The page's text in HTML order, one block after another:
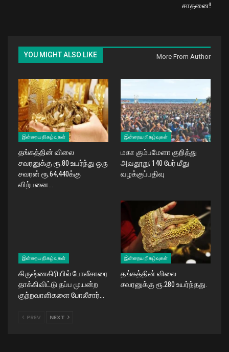
சாதனை!
YOU MIGHT ALSO LIKE More From Author
இன்றைய நிகழ்வுகள்
தங்கத்தின் விலை
சவரனுக்கு ரூ.80 உயர்ந்து ஒரு
சவரன் ரூ.64,440க்கு
விற்பனை…
இன்றைய நிகழ்வுகள்
மகா கும்பமேளா குறித்து
அவதூறு; 140 பேர் மீது
வழக்குப்பதிவு
இன்றைய நிகழ்வுகள்
கிருஷ்ணகிரியில் போலீசாரை
தாக்கிவிட்டு தப்ப முயன்ற
குற்றவாளிகளை போலீசார்…
இன்றைய நிகழ்வுகள்
தங்கத்தின் விலை
சவரனுக்கு ரூ.280 உயர்ந்தது.
PREV NEXT